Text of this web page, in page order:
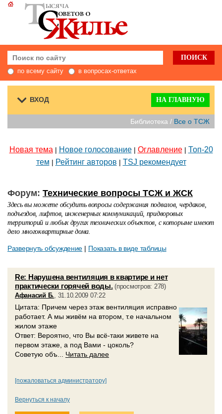
по всему сайту в вопросах-ответах
ВХОД НА ГЛАВНУЮ
Библиотека / Все о ТСЖ
Новая тема | Новое голосование| Оглавление| Топ-20
тем | Рейтинг авторов | TSJ рекомендует
Форум: Технические вопросы ТСЖ и ЖСК
Здесь вы можете обсудить вопросы содержания подвалов, чердаков,
подъездов, лифтов, инженерных коммуникаций, придворовых
территорий и любых других технических объектов, с которыме имеют
дело многоквартирные дома.
Развернуть обсуждение | Показать в виде таблицы
Re: Нарушена вентиляция в квартире и нет
практически горячей воды.(просмотров: 278)
Афанасий Б., 31.10.2009 07:22
Цитата: Причем через этаж вентиляция исправно
работает. А мы живём на втором, т.е начальном
жилом этаже
Ответ: Вероятно, что Вы всё-таки живете на
первом этаже, а под Вами - цоколь?
Советую объ... Читать далее
[пожаловаться администратору]
Вернуться к началу